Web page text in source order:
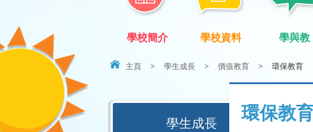
學校簡介 學校資料 學與教
主頁 > 學生成長 > 價值教育 > 環保教育
環保教
學生成長